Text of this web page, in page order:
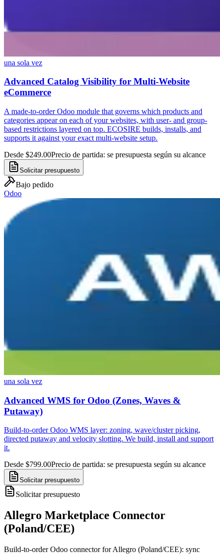
una sola vez
Advanced Catalog Visibility for Multi-Website
eCommerce
A made-to-order Odoo module that governs which products and
categories appear on each of your websites, with user- and group-
based restrictions layered on top. ECOSIRE builds, installs, and
supports it against your exact multi-website setup.
Desde $249.00Precio de partida: se presupuesta según su alcance
Solicitar presupuesto
Bajo pedido
Odoo
una sola vez
Advanced WMS for Odoo (Zones, Waves &
Putaway)
Build-to-order Odoo WMS layer: zoning, wave/cluster picking,
directed putaway and velocity slotting. We build, install and support
it.
Desde $799.00Precio de partida: se presupuesta según su alcance
Solicitar presupuesto
Solicitar presupuesto
Allegro Marketplace Connector
(Poland/CEE)
Build-to-order Odoo connector for Allegro (Poland/CEE): sync